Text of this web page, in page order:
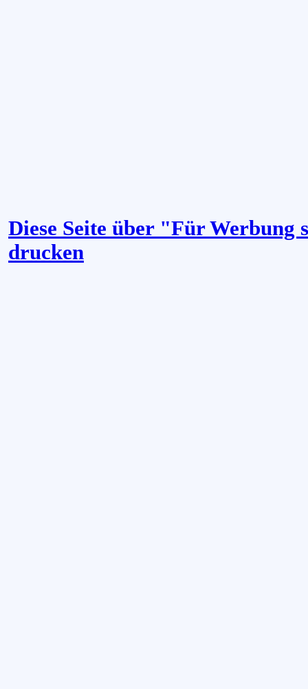
Diese Seite über "Für Werbung
drucken